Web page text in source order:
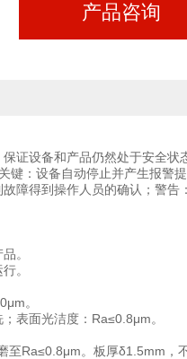
产品咨询
证设备和产品仍然处于安全状
：设备自动停止并产生报警
障得到操作人员的确认；警告
。
。
。
表面光洁度：Ra≤0.8μm。
至Ra≤0.8μm。板厚δ1.5mm，